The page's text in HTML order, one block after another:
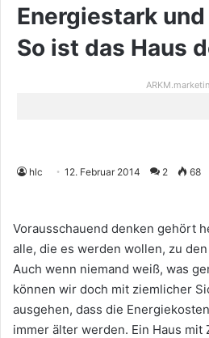
Energiestark
So ist das Haus
hlc 12. Februar 2014 2 68
Vorausschauend denken gehört
alle, die es werden wollen, zu
Auch wenn niemand weiß, was
können wir doch mit ziemlicher
ausgehen, dass die
immer älter werden. Ein Haus